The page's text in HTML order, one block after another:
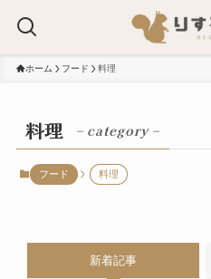
ホーム フード 料理
料理 – category –
フード 料理
新着記事